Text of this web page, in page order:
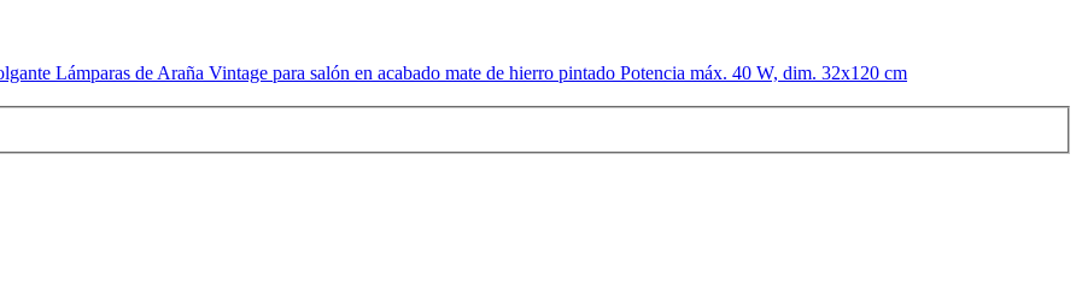
Lámparas de Araña Vintage para salón en acabado mate de hierro pintado Potencia máx. 40 W, dim. 32x120 cm